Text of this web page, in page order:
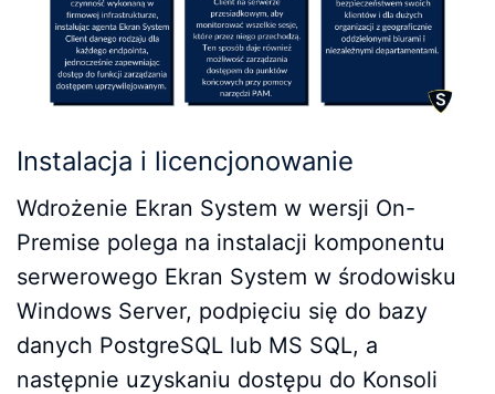
Instalacja i licencjonowanie
Wdrożenie Ekran System w wersji On-
Premise polega na instalacji komponentu
serwerowego Ekran System w środowisku
Windows Server, podpięciu się do bazy
danych PostgreSQL lub MS SQL, a
następnie uzyskaniu dostępu do Konsoli